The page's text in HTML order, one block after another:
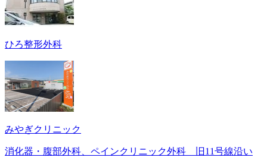
ひろ整形外科
みやぎクリニック
消化器・腹部外科、ペインクリニック外科 旧11号線沿い